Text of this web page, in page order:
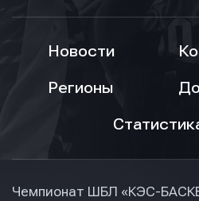
Новости
Регионы
Чемпионат ШБЛ «КЭС-